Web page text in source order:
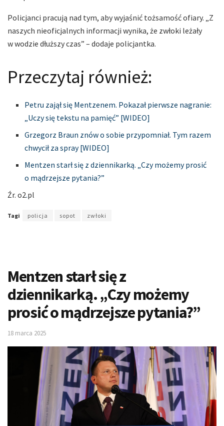
Policjanci pracują nad tym, aby wyjaśnić tożsamość ofiary. „Z
naszych nieoficjalnych informacji wynika, że zwłoki leżały
w wodzie dłuższy czas” – dodaje policjantka.
Przeczytaj również:
Petru zajął się Mentzenem. Pokazał pierwsze nagranie:
„Uczy się tekstu na pamięć” [WIDEO]
Grzegorz Braun znów o sobie przypomniał. Tym razem
chwycił za spray [WIDEO]
Mentzen starł się z dziennikarką. „Czy możemy prosić
o mądrzejsze pytania?”
Źr. o2.pl
Tagi policja sopot zwłoki
Mentzen starł się z
dziennikarką. „Czy możemy
prosić o mądrzejsze pytania?”
18 marca 2025